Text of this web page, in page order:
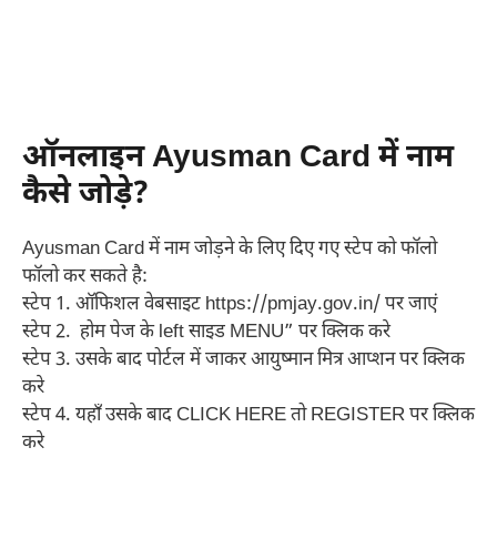
ऑनलाइन Ayusman Card में नाम
कैसे जोड़े?
Ayusman Card में नाम जोड़ने के लिए दिए गए स्टेप को फॉलो
फॉलो कर सकते है:
स्टेप 1. ऑफिशल वेबसाइट https://pmjay.gov.in/ पर जाएं
स्टेप 2. होम पेज के left साइड MENU” पर क्लिक करे
स्टेप 3. उसके बाद पोर्टल में जाकर आयुष्मान मित्र आप्शन पर क्लिक
करे
स्टेप 4. यहाँ उसके बाद CLICK HERE तो REGISTER पर क्लिक
करे